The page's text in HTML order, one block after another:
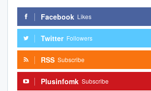
Facebook Likes
Twitter Followers
RSS Subscribe
Plusinfomk Subscribe